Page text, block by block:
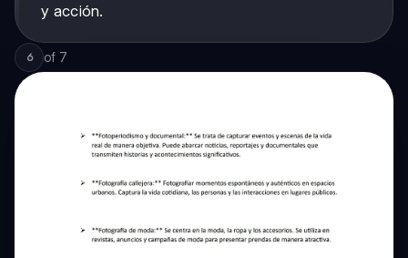
y acción.
6 of 7